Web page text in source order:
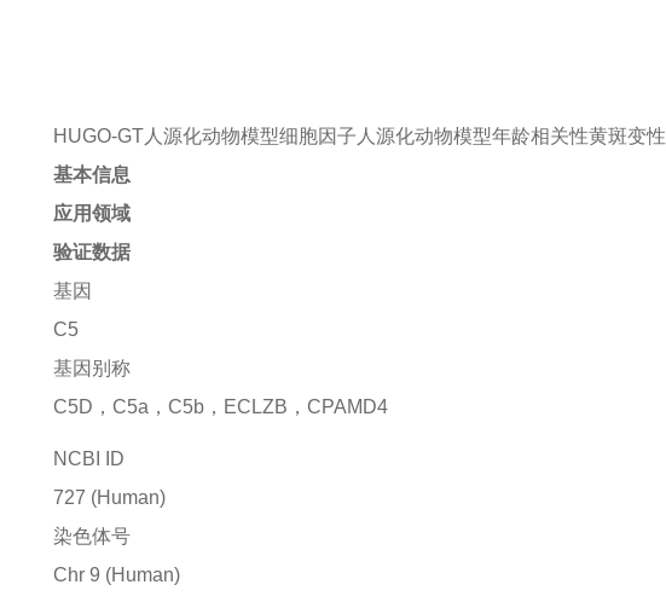
HUGO-GT人源化动物模型细胞因子人源化动物模型年龄相关性黄斑变性
基本信息
应用领域
验证数据
基因
C5
基因别称
C5D，C5a，C5b，ECLZB，CPAMD4
NCBI ID
727 (Human)
染色体号
Chr 9 (Human)